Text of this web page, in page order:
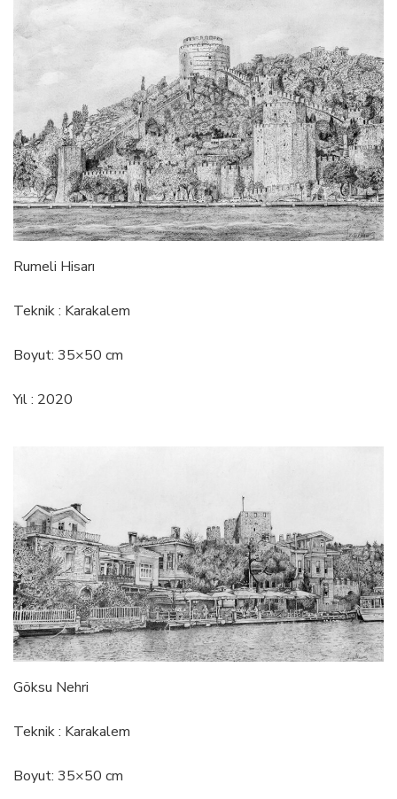
Rumeli Hisarı
Teknik : Karakalem
Boyut: 35×50 cm
Yıl : 2020
Göksu Nehri
Teknik : Karakalem
Boyut: 35×50 cm